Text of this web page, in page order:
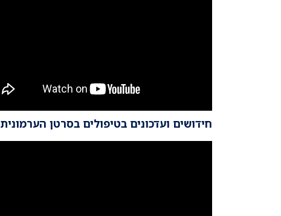
חידושים ועדכונים בטיפולים בסרטן הערמונית